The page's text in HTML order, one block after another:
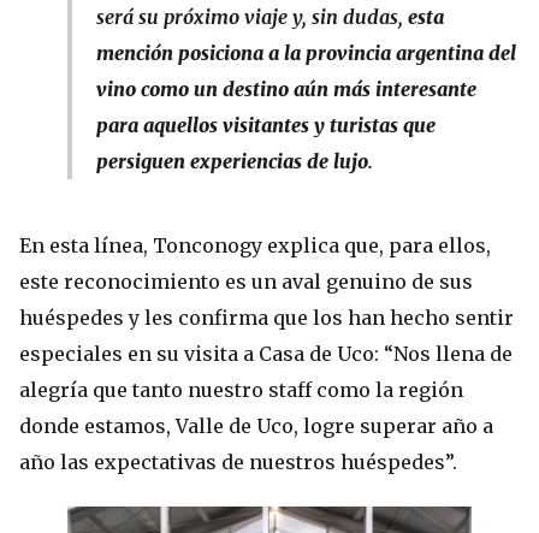
será su próximo viaje y, sin dudas, esta
mención posiciona a la provincia argentina del
vino como un destino aún más interesante
para aquellos visitantes y turistas que
persiguen experiencias de lujo.
En esta línea, Tonconogy explica que, para ellos,
este reconocimiento es un aval genuino de sus
huéspedes y les confirma que los han hecho sentir
especiales en su visita a Casa de Uco: “Nos llena de
alegría que tanto nuestro staff como la región
donde estamos, Valle de Uco, logre superar año a
año las expectativas de nuestros huéspedes”.